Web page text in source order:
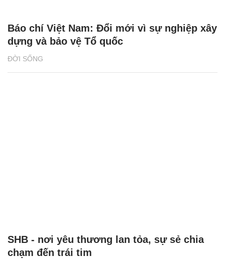
ĐỜI SỐNG
Báo chí Việt Nam: Đổi mới vì sự nghiệp xây
dựng và bảo vệ Tổ quốc
SHB - nơi yêu thương lan tỏa, sự sẻ chia
chạm đến trái tim